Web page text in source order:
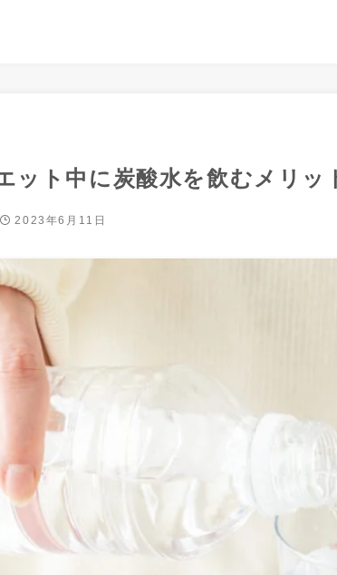
ット中に炭酸水を飲むメリッ
2023年6月11日